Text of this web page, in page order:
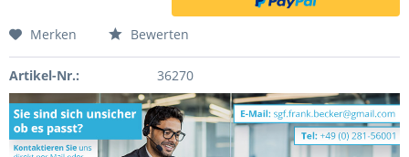
Merken Bewerten
Artikel-Nr.: 36270